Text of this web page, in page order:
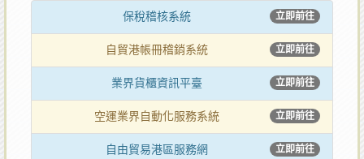
保稅稽核系統 立即前往
自貿港帳冊稽銷系統 立即前往
業界貨櫃資訊平臺 立即前往
空運業界自動化服務系統 立即前往
自由貿易港區服務網 立即前往